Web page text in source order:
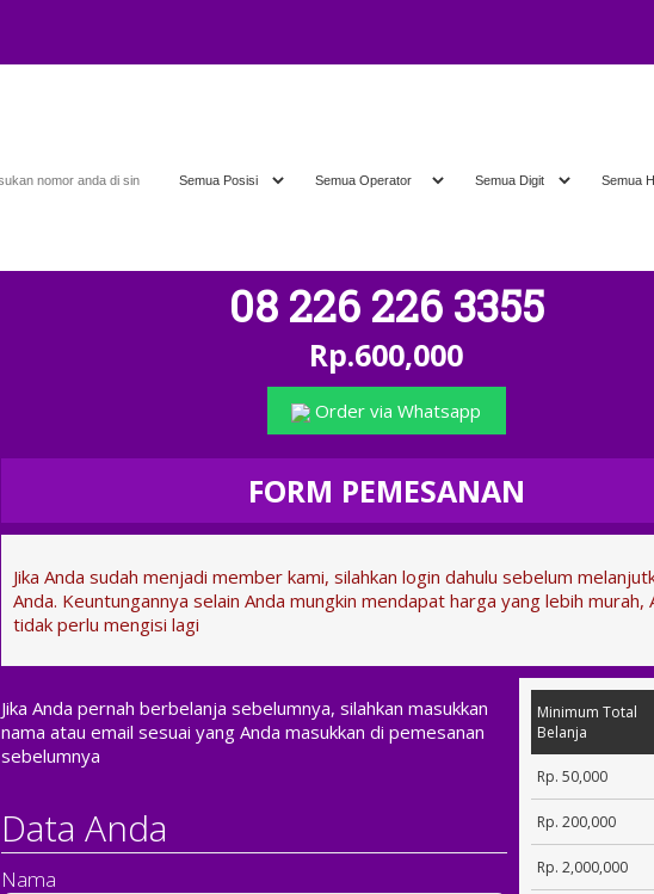
08 226 226 3355
Rp.600,000
Order via Whatsapp
FORM PEMESANAN
Jika Anda sudah menjadi member kami, silahkan login dahulu sebelum
Anda. Keuntungannya selain Anda mungkin mendapat harga yang lebih murah,
tidak perlu mengisi lagi
Jika Anda pernah berbelanja sebelumnya, silahkan masukkan
nama atau email sesuai yang Anda masukkan di pemesanan
sebelumnya
Data Anda
Nama
Minimum Total
Belanja
Rp. 50,000
Rp. 200,000
Rp. 2,000,000